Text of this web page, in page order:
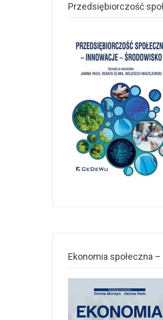
Przedsiębiorczość
Ekonomia społeczna